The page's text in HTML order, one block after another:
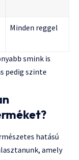
Minden reggel
smink is
pedig szinte
hatású
amely